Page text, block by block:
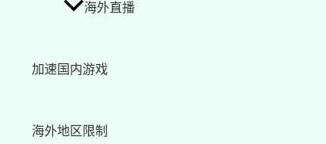
海外直播
加速国内游戏
海外地区限制